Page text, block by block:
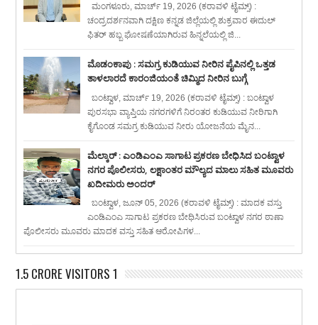
ಮಂಗಳೂರು, ಮಾರ್ಚ್ 19, 2026 (ಕರಾವಳಿ ಟೈಮ್ಸ್) :
ಚಂದ್ರದರ್ಶನವಾಗಿ ದಕ್ಷಿಣ ಕನ್ನಡ ಜಿಲ್ಲೆಯಲ್ಲಿ ಶುಕ್ರವಾರ ಈದುಲ್
ಫಿತರ್ ಹಬ್ಬ ಘೋಷಣೆಯಾಗಿರುವ ಹಿನ್ನಲೆಯಲ್ಲಿ ಜಿ...
ಮೊಡಂಕಾಪು : ಸಮಗ್ರ ಕುಡಿಯುವ ನೀರಿನ ಪೈಪಿನಲ್ಲಿ ಒತ್ತಡ
ತಾಳಲಾರದೆ ಕಾರಂಜಿಯಂತೆ ಚಿಮ್ಮಿದ ನೀರಿನ ಬುಗ್ಗೆ
ಬಂಟ್ವಾಳ, ಮಾರ್ಚ್ 19, 2026 (ಕರಾವಳಿ ಟೈಮ್ಸ್) : ಬಂಟ್ವಾಳ
ಪುರಸಭಾ ವ್ಯಾಪ್ತಿಯ ನಗರಗಳಿಗೆ ನಿರಂತರ ಕುಡಿಯುವ ನೀರಿಗಾಗಿ
ಕೈಗೊಂಡ ಸಮಗ್ರ ಕುಡಿಯುವ ನೀರು ಯೋಜನೆಯ ಮೈನ...
ಮೆಲ್ಕಾರ್ : ಎಂಡಿಎಂಎ ಸಾಗಾಟ ಪ್ರಕರಣ ಬೇಧಿಸಿದ ಬಂಟ್ವಾಳ
ನಗರ ಪೊಲೀಸರು, ಲಕ್ಷಾಂತರ ಮೌಲ್ಯದ ಮಾಲು ಸಹಿತ ಮೂವರು
ಖದೀಮರು ಅಂದರ್
ಬಂಟ್ವಾಳ, ಜೂನ್ 05, 2026 (ಕರಾವಳಿ ಟೈಮ್ಸ್) : ಮಾದಕ ವಸ್ತು
ಎಂಡಿಎಂಎ ಸಾಗಾಟ ಪ್ರಕರಣ ಬೇಧಿಸಿರುವ ಬಂಟ್ವಾಳ ನಗರ ಠಾಣಾ
ಪೊಲೀಸರು ಮೂವರು ಮಾದಕ ವಸ್ತು ಸಹಿತ ಆರೋಪಿಗಳ...
1.5 CRORE VISITORS 1